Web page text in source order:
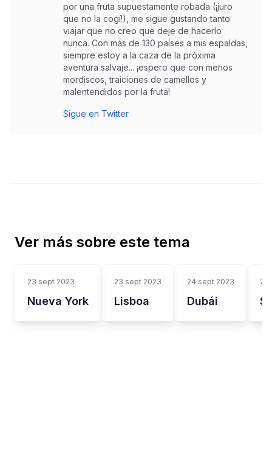
por una fruta supuestamente robada (¡juro
que no la cogí!), me sigue gustando tanto
viajar que no creo que deje de hacerlo
nunca. Con más de 130 países a mis espaldas,
siempre estoy a la caza de la próxima
aventura salvaje... ¡espero que con menos
mordiscos, traiciones de camellos y
malentendidos por la fruta!
Sigue en Twitter
Ver más sobre este tema
23 sept 2023
Nueva York
23 sept 2023
Lisboa
24 sept 2023
Dubái
24